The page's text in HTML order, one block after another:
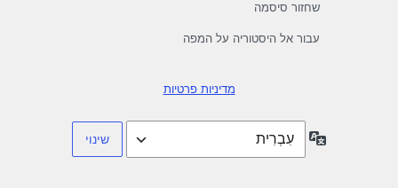
שחזור סיסמה
עבור אל היסטוריה על המפה
מדיניות פרטיות
שפה